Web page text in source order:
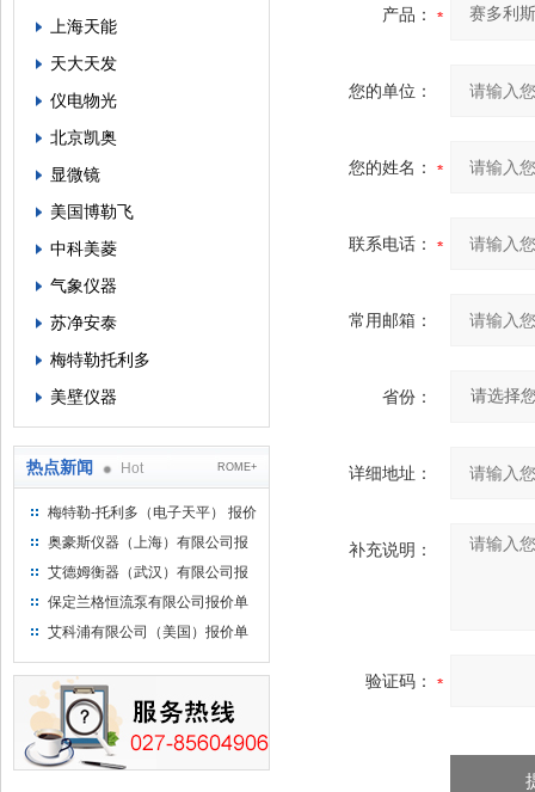
上海天能
天大天发
仪电物光
北京凯奥
显微镜
美国博勒飞
中科美菱
气象仪器
苏净安泰
梅特勒托利多
美壁仪器
热点新闻 Hot ROME+
梅特勒-托利多（电子天平） 报价
单
奥豪斯仪器（上海）有限公司报
价单
艾德姆衡器（武汉）有限公司报
价单
保定兰格恒流泵有限公司报价单
艾科浦有限公司（美国）报价单
产品：
您的单位：
您的姓名：
联系电话：
常用邮箱：
省份：
详细地址：
补充说明：
验证码：